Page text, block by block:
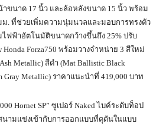
ขนาด 17 นิ้ว และล้อหลังขนาด 15 นิ้ว พร้อม
. ที่ช่วยเพิ่มความนุ่มนวลและมอบการทรงตัว
ฟฟ้าอัตโนมัติขนาดกว้างขึ้นถึง 25% ปรับ
Honda Forza750 พร้อมวางจำหน่าย 3 สีใหม่
Metallic) สีดำ (Mat Ballistic Black
Gray Metallic) ราคาแนะนำที่ 419,000 บาท
Hornet SP” ซูเปอร์ Naked ไบค์ระดับท็อป
ามแข่งเข้ากับการออกแบบที่ดุดันในแบบ